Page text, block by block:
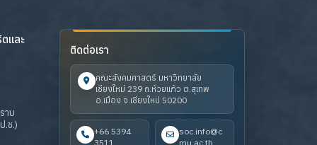
และ
าบ
.ช.)
ติดต่อเรา
คณะสังคมศาสตร์ มหาวิทยาลัย
เชียงใหม่ 239 ถ.ห้วยแก้ว ต.สุเทพ
อ.เมือง จ.เชียงใหม่ 50200
+66 5394
3511
soc.info@c
mu.ac.th